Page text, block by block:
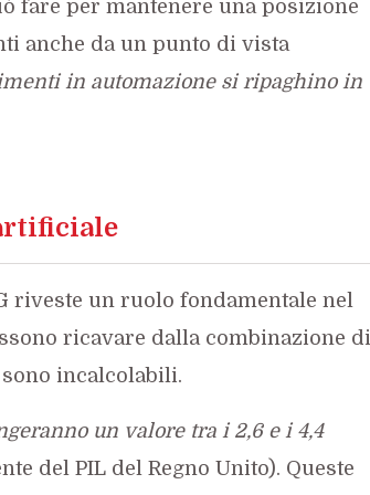
fare per mantenere una posizione
anche da un punto di vista
in automazione si ripaghino in
riveste un ruolo fondamentale nel
ricavare dalla combinazione di
incalcolabili.
un valore tra i 2,6 e i 4,4
del PIL del Regno Unito). Queste